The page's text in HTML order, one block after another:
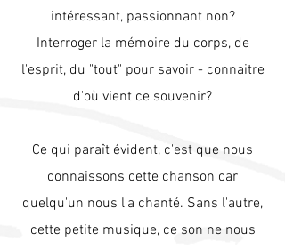
intéressant, passionnant non?
Interroger la mémoire du corps, de
l'esprit, du "tout" pour savoir - connaitre
d'où vient ce souvenir?
Ce qui paraît évident, c'est que nous
connaissons cette chanson car
quelqu'un nous l'a chanté. Sans l'autre,
cette petite musique, ce son ne nous